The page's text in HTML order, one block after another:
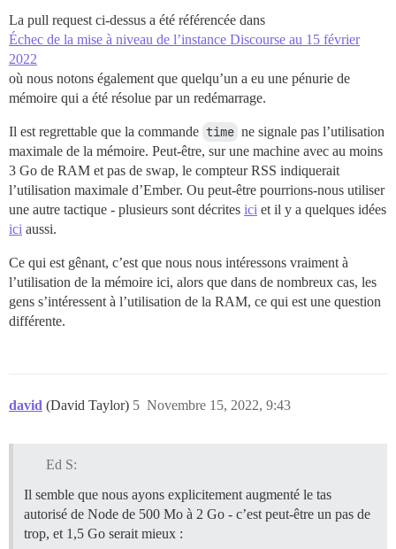
La pull request ci-dessus a été référencée dans
Échec de la mise à niveau de l’instance Discourse au 15 février
2022
où nous notons également que quelqu’un a eu une pénurie de
mémoire qui a été résolue par un redémarrage.
Il est regrettable que la commande time ne signale pas l’utilisation
maximale de la mémoire. Peut-être, sur une machine avec au moins
3 Go de RAM et pas de swap, le compteur RSS indiquerait
l’utilisation maximale d’Ember. Ou peut-être pourrions-nous utiliser
une autre tactique - plusieurs sont décrites ici et il y a quelques idées
ici aussi.
Ce qui est gênant, c’est que nous nous intéressons vraiment à
l’utilisation de la mémoire ici, alors que dans de nombreux cas, les
gens s’intéressent à l’utilisation de la RAM, ce qui est une question
différente.
david (David Taylor) Novembre 15, 2022, 9:43
5
Ed S:
Il semble que nous ayons explicitement augmenté le tas
autorisé de Node de 500 Mo à 2 Go - c’est peut-être un pas de
trop, et 1,5 Go serait mieux :